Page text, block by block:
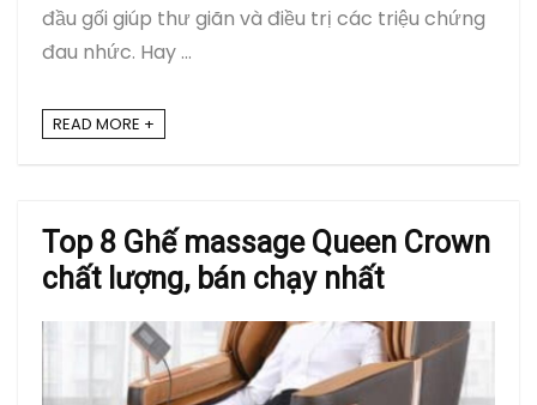
đầu gối giúp thư giãn và điều trị các triệu chứng
đau nhức. Hay ...
READ MORE +
Top 8 Ghế massage Queen Crown
chất lượng, bán chạy nhất